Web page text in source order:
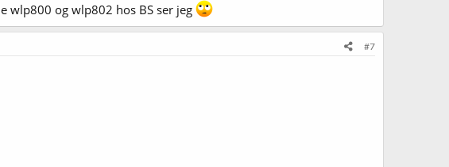
wlp800 og wlp802 hos BS ser jeg
#7